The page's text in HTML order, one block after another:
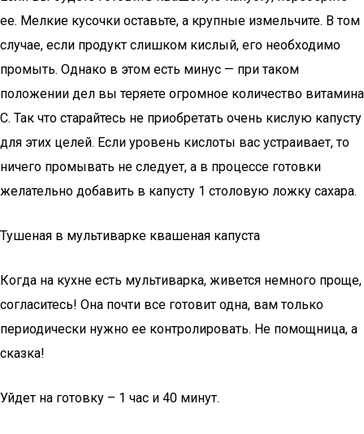
ее. Мелкие кусочки оставьте, а крупные измельчите. В том
случае, если продукт слишком кислый, его необходимо
промыть. Однако в этом есть минус — при таком
положении дел вы теряете огромное количество витамина
С. Так что старайтесь не приобретать очень кислую капусту
для этих целей. Если уровень кислоты вас устраивает, то
ничего промывать не следует, а в процессе готовки
желательно добавить в капусту 1 столовую ложку сахара.
Тушеная в мультиварке квашеная капуста
Когда на кухне есть мультиварка, живется немного проще,
согласитесь! Она почти все готовит одна, вам только
периодически нужно ее контролировать. Не помощница, а
сказка!
Уйдет на готовку – 1 час и 40 минут.